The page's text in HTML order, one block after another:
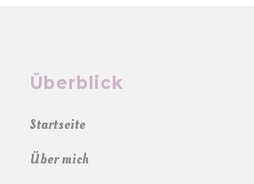
Überblick
Startseite
Über mich